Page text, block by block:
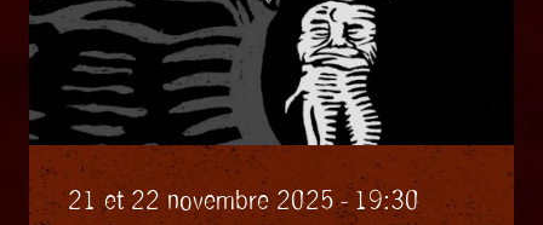
21 et 22 novembre 2025 - 19:30